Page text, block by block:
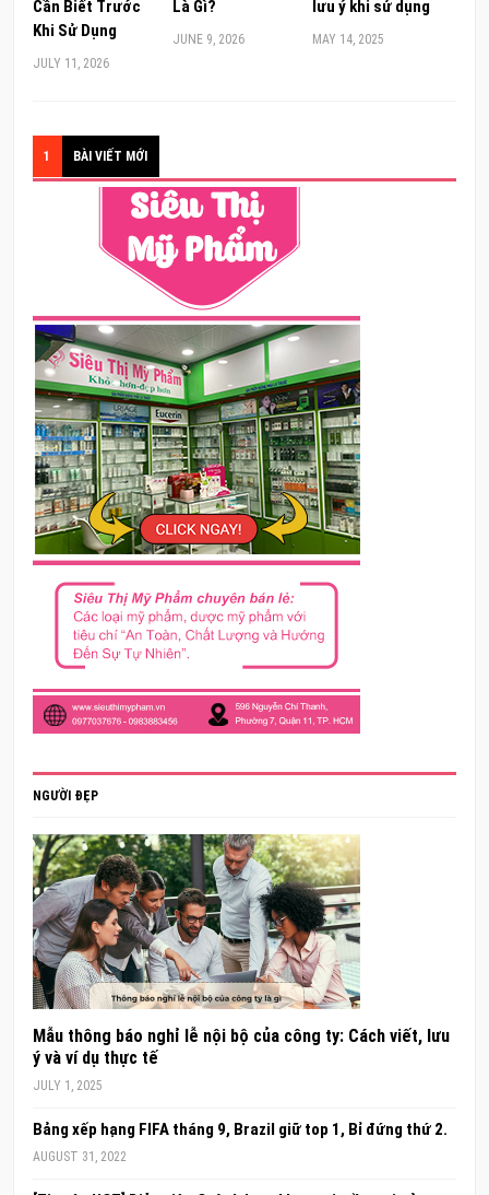
Cần Biết Trước
Khi Sử Dụng
JULY 11, 2026
Là Gì?
JUNE 9, 2026
lưu ý khi sử dụng
MAY 14, 2025
1 BÀI VIẾT MỚI
NGƯỜI ĐẸP
Mẫu thông báo nghỉ lễ nội bộ của công ty: Cách viết, lưu
ý và ví dụ thực tế
JULY 1, 2025
Bảng xếp hạng FIFA tháng 9, Brazil giữ top 1, Bỉ đứng thứ 2.
AUGUST 31, 2022